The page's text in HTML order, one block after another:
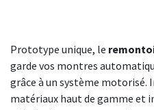
Prototype unique, le
garde vos montres
grâce à un système motorisé.
matériaux haut de gamme et